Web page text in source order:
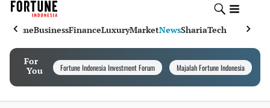
HomeBusinessFinanceLuxuryMarketNewsShariaTech
For
You
Fortune Indonesia Investment Forum Majalah Fortune Indonesia